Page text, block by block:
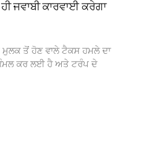
ਜਵਾਬੀ ਕਾਰਵਾਈ ਕਰੇਗਾ
ਤੋਂ ਹੋਣ ਵਾਲੇ ਟੈਕਸ ਹਮਲੇ ਦਾ
ਕਰ ਲਈ ਹੈ ਅਤੇ ਟਰੰਪ ਦੇ